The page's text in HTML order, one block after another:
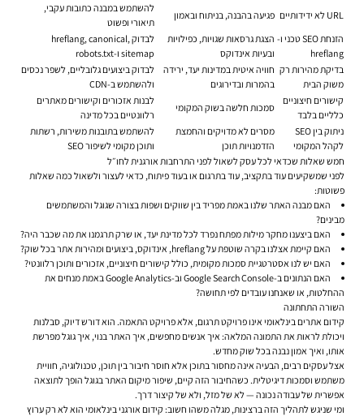
URL לא ידידותיים
פגיעה בהבנה, בניתוח ובאמון
להשתמש במבנה כתובות עקבי,
תיאורי ופשוט
הזנחת SEO טכני ו-
hreflang
הצגת גרסאות שגויות, כפילויות
ובעיות אינדוקס
לבדוק hreflang, canonical,
sitemap ו-robots.txt
בדיקת מהירות רק
משוק הבית
חוויה איטית במדינות יעד, ירידה
בהמרות ובדירוגים
לבדוק ביצועים גלובליים, לשפר נכסים
ולהשתמש ב-CDN
קישורים חיצוניים
כלליים בלבד
סמכות חלשה בשוק המקומי
לבנות אזכורים וקישורים מאתרים
רלוונטיים בכל מדינה
ניתוק בין SEO
לקהל המקומי
מסרים לא מדויקים והחמצת
הזדמנויות תוכן
להשתמש בתובנות משירות, רשתות
ותוכן מקומי לשיפור SEO
חמש שאלות שכדאי לכל עסק לשאול לפני התרחבות אורגנית לחו״ל
לפני שמשקיעים עוד בתקציב, עוד בתרגום או בעוד פיתוח, כדאי לעצור ולשאול כמה שאלות
פשוטות:
האם מבנה האתר שלנו באמת מפריד בין שווקים ושפות בצורה שגוגל והמשתמשים
מבינים?
האם ביצענו מחקר מילות מפתח נפרד לכל מדינת יעד, או שרק תרגמנו את מה שכבר היה?
האם קיימת אצלנו בקרה שוטפת על hreflang, אינדוקס, ביצועים ומהירות אתר בכל שוק?
האם יש לנו אסטרטגיית סמכות מקומית, כולל קישורים חיצוניים, אזכורים ותוכן רלוונטי?
האם הנתונים ב-Google Search Console וב-Google Analytics באמת מנחים את
ההחלטות, או שאנחנו עובדים לפי תחושה?
השורה התחתונה
קידום אתרים בינלאומי אינו פרויקט תרגום, אלא פרויקט התאמה. הוא דורש דיוק, סבלנות
ויכולת לראות את התמונה המלאה: איך אנשים מחפשים, איך האתר בנוי, איך גוגל מפרשת
אותו, ואיך אמון נבנה בכל שוק מחדש.
אצל עסקים רבים, הבעיה אינה מחסור בתוכן אלא חוסר חיבור בין תוכן, טכנולוגיה, חוויית
משתמש וסמכות דיגיטלית. כשהחיבור הזה קיים, שיפור מיקום האתר בגוגל הופך לתוצאה
אפשרית של עבודה נכונה — לא של מזל, ולא של קיצור דרך.
ומי שניגש לתהליך הזה ברצינות, מגלה משהו חשוב: קידום אורגני בינלאומי הוא לא רק ערוץ